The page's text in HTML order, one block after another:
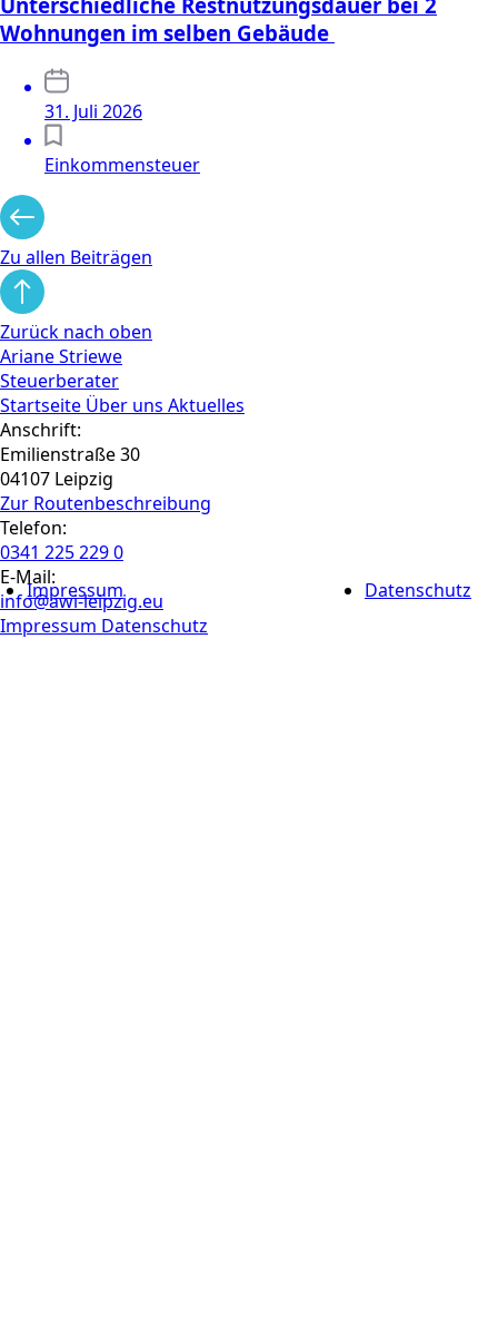
Impressum Datenschutz
Wohnungen im selben Gebäude
31. Juli 2026
Einkommensteuer
Zu allen Beiträgen
Zurück nach oben
Ariane Striewe
Steuerberater
Startseite Über uns Aktuelles
Anschrift:
Emilienstraße 30
04107 Leipzig
Zur Routen­beschreibung
Telefon:
0341 225 229 0
E-Mail:
info@awi-leipzig.eu
Impressum Datenschutz